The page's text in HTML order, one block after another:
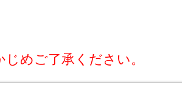
めご了承ください。